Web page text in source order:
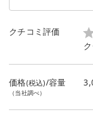
クチコミ評価
価格(税込)/容量
（当社調べ）